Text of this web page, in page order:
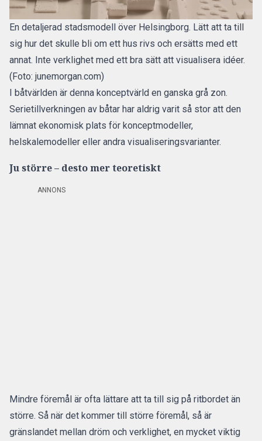
En detaljerad stadsmodell över Helsingborg. Lätt att ta till
sig hur det skulle bli om ett hus rivs och ersätts med ett
annat. Inte verklighet med ett bra sätt att visualisera idéer.
(Foto: junemorgan.com)
I båtvärlden är denna konceptvärld en ganska grå zon.
Serietillverkningen av båtar har aldrig varit så stor att den
lämnat ekonomisk plats för konceptmodeller,
helskalemodeller eller andra visualiseringsvarianter.
Ju större – desto mer teoretiskt
ANNONS
Mindre föremål är ofta lättare att ta till sig på ritbordet än
större. Så när det kommer till större föremål, så är
gränslandet mellan dröm och verklighet, en mycket viktig